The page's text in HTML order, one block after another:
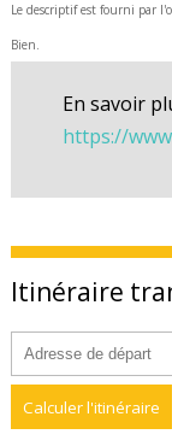
Le descriptif est fourni par
Bien.
En savoir
https://
Itinéraire